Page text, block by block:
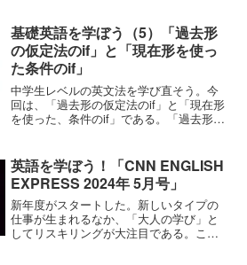
チベーションを維持できる方法としてお
すすめしたいのが、NHK...
基礎英語を学ぼう（5）「過去形
の仮定法のif」と「現在形を使っ
た条件のif」
中学生レベルの英文法を学び直そう。今
回は、「過去形の仮定法のif」と「現在形
を使った、条件のif」である。「過去形の
間があれば...
英語を学ぼう！「CNN ENGLISH
EXPRESS 2024年 5月号」
新年度がスタートした。新しいタイプの
仕事が生まれるなか、「大人の学び」と
してリスキリングが大注目である。これ